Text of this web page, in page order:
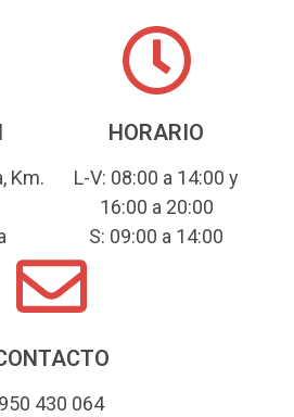
Km.
HORARIO
L-V: 08:00 a 14:00 y
16:00 a 20:00
S: 09:00 a 14:00
950 430 064